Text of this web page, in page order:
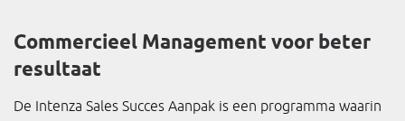
Commercieel Management voor beter
resultaat
De Intenza Sales Succes Aanpak is een programma waarin